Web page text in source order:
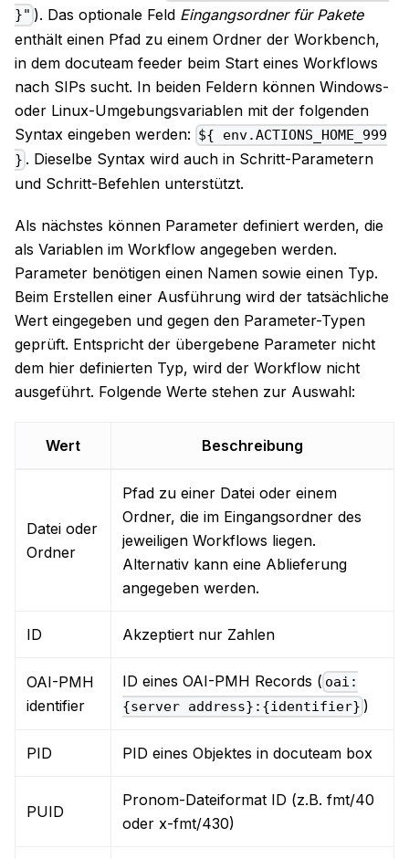
}" ). Das optionale Feld Eingangsordner für Pakete
enthält einen Pfad zu einem Ordner der Workbench,
in dem docuteam feeder beim Start eines Workflows
nach SIPs sucht. In beiden Feldern können Windows-
oder Linux-Umgebungsvariablen mit der folgenden
Syntax eingeben werden: ${ env.ACTIONS_HOME_999
} . Dieselbe Syntax wird auch in Schritt-Parametern
und Schritt-Befehlen unterstützt.
Als nächstes können Parameter definiert werden, die
als Variablen im Workflow angegeben werden.
Parameter benötigen einen Namen sowie einen Typ.
Beim Erstellen einer Ausführung wird der tatsächliche
Wert eingegeben und gegen den Parameter-Typen
geprüft. Entspricht der übergebene Parameter nicht
dem hier definierten Typ, wird der Workflow nicht
ausgeführt. Folgende Werte stehen zur Auswahl:
Wert Beschreibung
Datei oder
Ordner
Pfad zu einer Datei oder einem
Ordner, die im Eingangsordner des
jeweiligen Workflows liegen.
Alternativ kann eine Ablieferung
angegeben werden.
ID Akzeptiert nur Zahlen
OAI-PMH
identifier
ID eines OAI-PMH Records ( oai:
{server address}:{identifier} )
PID PID eines Objektes in docuteam box
PUID
Pronom-Dateiformat ID (z.B. fmt/40
oder x-fmt/430)